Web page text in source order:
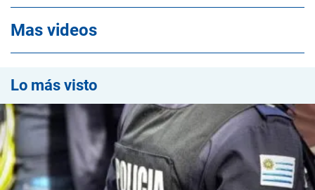
Mas videos
Lo más visto